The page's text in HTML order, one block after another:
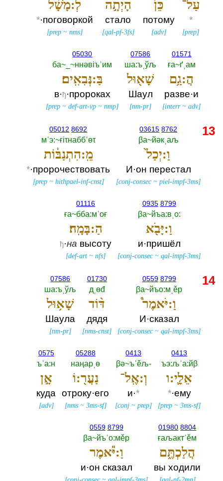
עַל־
*
[prep]
כֵּן֙
потому
[adv]
הָיְתָ֣ה
стало
[qal-pf-3fs]
לְ:מָשָׁ֔ל
*·поговоркой
[prep ~nms]
01571
ға~ґˌам
הֲ:גַ֥ם
разве·и
[interr~adv]
07586
ша:ъˌўљ
שָׁא֖וּל
Шаул
[nm-pr]
05030
ба~_~ннәвiъˈим
בַּ:נְּבִאִֽים׃
в·ђ·пророках
[prep ~def-art-vp ~nmp]
03615 8762
βа~йәкˌаљ
וַ:יְכַל֙
И·он перестал
[conj-consec ~piel-impf-3ms]
05012 8692
мˈэ:~ғiτнаббˈөτ
מֵֽ:הִתְנַבּ֔וֹת
*·пророчествовать
[prep~ hithpael-inf-cnst]
0935 8799
βа~йъа:вˌо:‎
וַ:יָּבֹ֖א
и·пришёл
[conj-consec ~qal-impf-3ms]
01116
ға~бба:мˈоғ
הַ:בָּמָֽה׃
ђ·на высоту
[def-art ~nfs]
13
0559 8799
βа~йъо:мˌěр
וַ:יֹּאמֶר֩
И·сказал
[conj-consec ~qal-impf-3ms]
01730
дˌөđ
דּ֨וֹד
дядя
[nms-cnst]
07586
ша:ъˌўљ
שָׁא֥וּל
Шаула
[nm-pr]
0413
ъэ:љˈа:йβ
אֵלָ֛י:ו
*·ему
[prep ~3ms-sf]
0413
βә~ъˈěљ-‎
וְ:אֶֽל־
и·*
[conj ~prep]
05288
наңарˌө
נַעֲר֖:וֹ
отроку·его
[nms~ 3ms-sf]
0575
ъˈа:н
אָ֣ן
куда
[adv]
01980 8804
ғаљактˈěм
הֲלַכְתֶּ֑ם
вы ходили
0559 8799
βа~йъˈо:мěр
וַ:יֹּ֕אמֶר
и·он сказал
14